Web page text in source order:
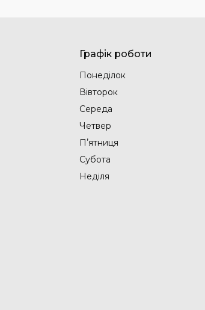
Графік роботи
Понеділок
Вівторок
Середа
Четвер
Пʼятниця
Субота
Неділя